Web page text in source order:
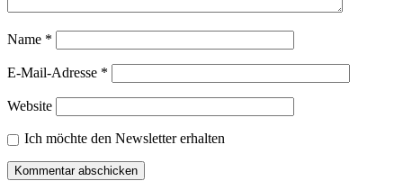
Name *
E-Mail-Adresse *
Website
Ich möchte den Newsletter erhalten